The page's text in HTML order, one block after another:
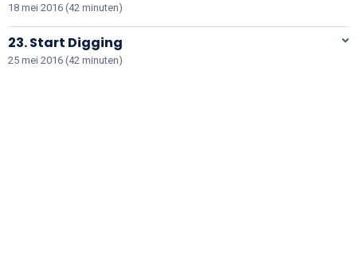
18 mei 2016 (42 minuten)
23. Start Digging
25 mei 2016 (42 minuten)